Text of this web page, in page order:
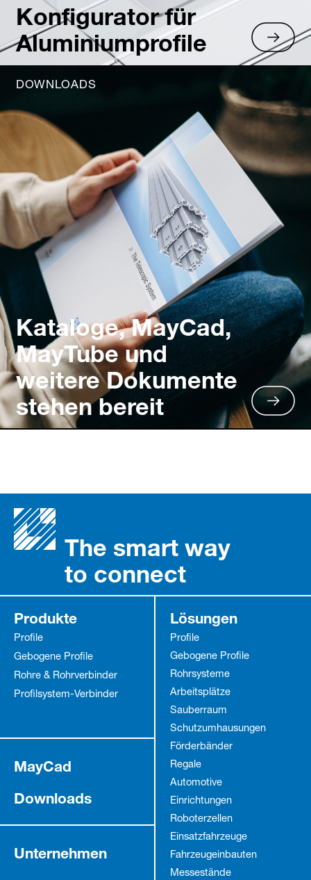
Konfigurator für
Aluminiumprofile
DOWNLOADS
Kataloge, MayCad,
MayTube und
weitere Dokumente
stehen bereit
The smart way
to connect
Produkte
Profile
Gebogene Profile
Rohre & Rohrverbinder
Profilsystem-Verbinder
Lösungen
Profile
Gebogene Profile
Rohrsysteme
Arbeitsplätze
Sauberraum
Schutz­umhausungen
Förderbänder
Regale
Automotive
Einrichtungen
Roboterzellen
Einsatzfahrzeuge
Fahrzeug­einbauten
Messestände
MayCad
Downloads
Unternehmen